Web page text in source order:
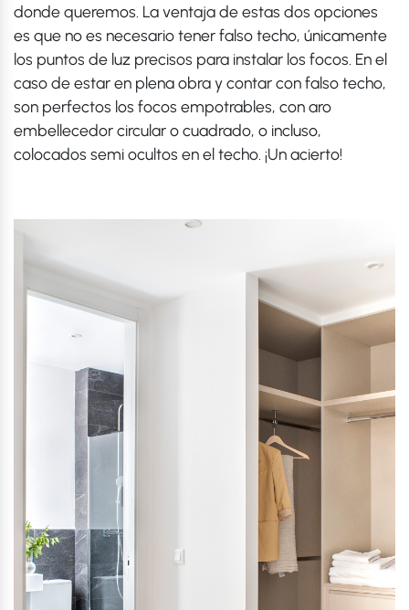
donde queremos. La ventaja de estas dos opciones
es que no es necesario tener falso techo, únicamente
los puntos de luz precisos para instalar los focos. En el
caso de estar en plena obra y contar con falso techo,
son perfectos los focos empotrables, con aro
embellecedor circular o cuadrado, o incluso,
colocados semi ocultos en el techo. ¡Un acierto!